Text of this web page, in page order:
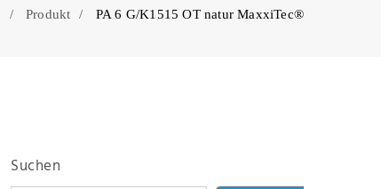
Produkt PA 6 G/K1515 OT natur MaxxiTec®
Suchen